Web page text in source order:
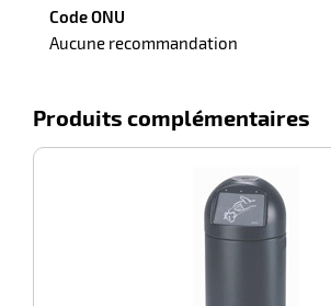
Code ONU
Aucune recommandation
Produits complémentaires